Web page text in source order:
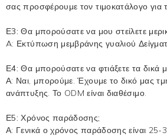
σας προσφέρουμε τον τιμοκατάλογο για
Ε3: Θα μπορούσατε να μου στείλετε
A: Εκτύπωση μεμβράνης γυαλιού
Ε4: Θα μπορούσατε να φτιάξετε τα δικά
Α: Ναι, μπορούμε. Έχουμε το δικό μας
ανάπτυξης. Το ODM είναι διαθέσιμο.
Ε5: Χρόνος παράδοσης;
Α: Γενικά ο χρόνος παράδοσης είναι